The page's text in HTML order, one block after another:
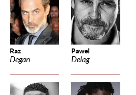
Raz
Degan
Pawel
Delag